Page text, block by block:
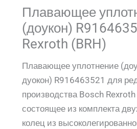
Плавающее
(доукон)
Rexroth (BRH)
Плавающее уплотнение
дуокон) R916463521 для
производства Bosch Rexroth
состоящее из комплекта
колец из